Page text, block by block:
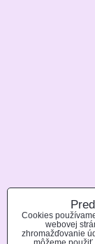
Cookies
webovej
zhromažďovanie